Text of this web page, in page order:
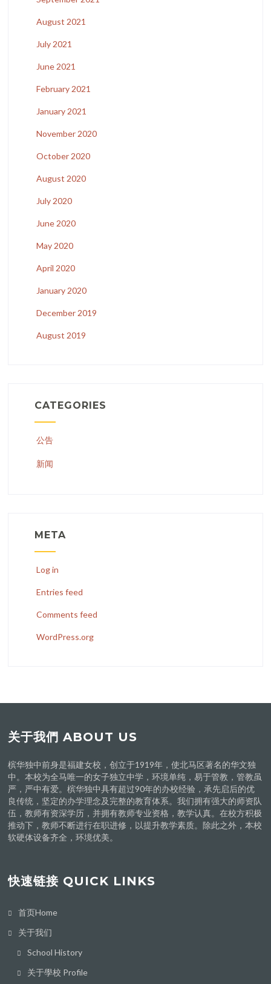
August 2021
July 2021
June 2021
February 2021
January 2021
November 2020
October 2020
August 2020
July 2020
June 2020
May 2020
April 2020
January 2020
December 2019
August 2019
CATEGORIES
公告
新闻
META
Log in
Entries feed
Comments feed
WordPress.org
关于我們 ABOUT US
槟华独中前身是福建女校，创立于1919年，使北马区著名的华文独
中。本校为全马唯一的女子独立中学，环境单纯，易于管教，管教虽
严，严中有爱。槟华独中具有超过90年的办校经验，承先启后的优
良传统，坚定的办学理念及完整的教育体系。我们拥有强大的师资队
伍，教师有资深学历，并拥有教师专业资格，教学认真。在校方积极
推动下，教师不断进行在职进修，以提升教学素质。除此之外，本校
软硬体设备齐全，环境优美。
快速链接 QUICK LINKS
首页Home
关于我们
School History
关于學校 Profile